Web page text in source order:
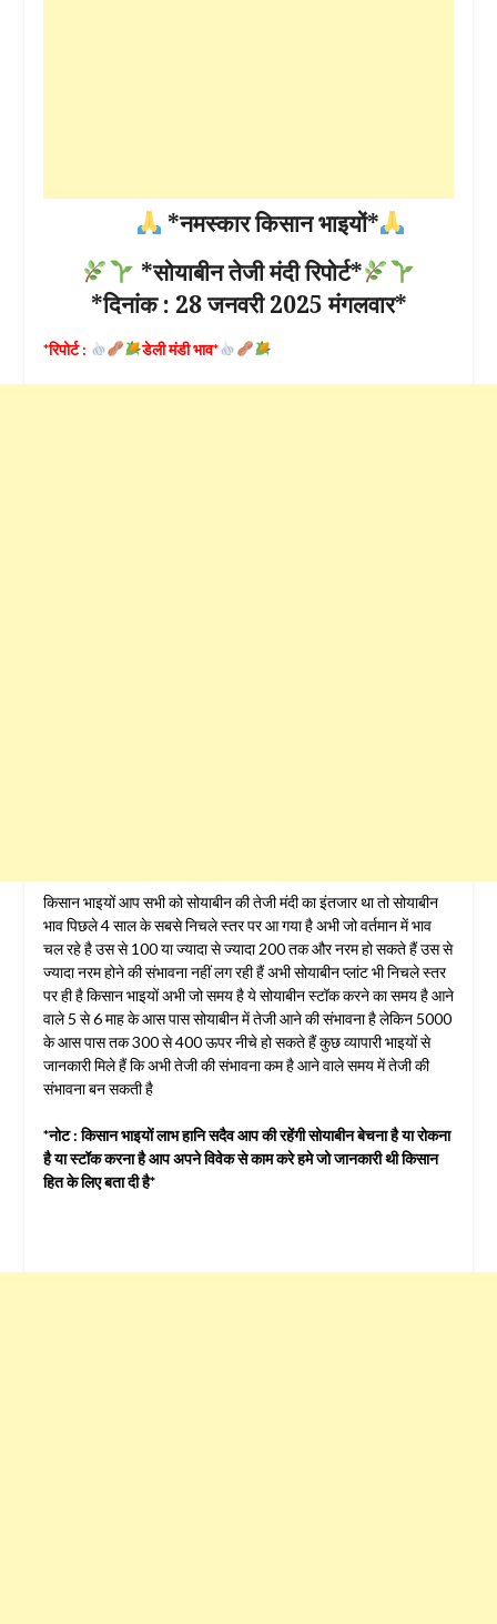
*नमस्कार किसान भाइयों*
*सोयाबीन तेजी मंदी रिपोर्ट*
*दिनांक : 28 जनवरी 2025 मंगलवार*
*रिपोर्ट : डेली मंडी भाव*
किसान भाइयों आप सभी को सोयाबीन की तेजी मंदी का इंतजार था तो सोयाबीन
भाव पिछले 4 साल के सबसे निचले स्तर पर आ गया है अभी जो वर्तमान में भाव
चल रहे है उस से 100 या ज्यादा से ज्यादा 200 तक और नरम हो सकते हैं उस से
ज्यादा नरम होने की संभावना नहीं लग रही हैं अभी सोयाबीन प्लांट भी निचले स्तर
पर ही है किसान भाइयों अभी जो समय है ये सोयाबीन स्टॉक करने का समय है आने
वाले 5 से 6 माह के आस पास सोयाबीन में तेजी आने की संभावना है लेकिन 5000
के आस पास तक 300 से 400 ऊपर नीचे हो सकते हैं कुछ व्यापारी भाइयों से
जानकारी मिले हैं कि अभी तेजी की संभावना कम है आने वाले समय में तेजी की
संभावना बन सकती है
*नोट : किसान भाइयों लाभ हानि सदैव आप की रहेंगी सोयाबीन बेचना है या रोकना
है या स्टॉक करना है आप अपने विवेक से काम करे हमे जो जानकारी थी किसान
हित के लिए बता दी है*